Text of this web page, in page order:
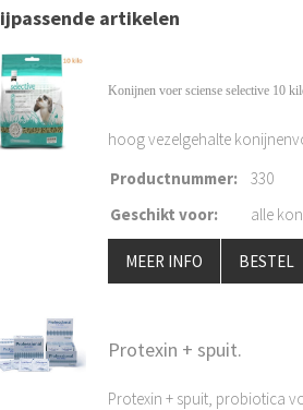
artikelen
Konijnen voer sciense selective 10
hoog vezelgehalte
Productnummer:
330
Geschikt voor: alle
MEER INFO BESTEL
Protexin + spuit.
Protexin + spuit, probiotica